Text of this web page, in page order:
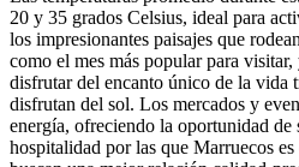
20 y 35 grados Celsius, ideal para
los impresionantes paisajes que
como el mes más popular para
disfrutar del encanto único de la vida
disfrutan del sol. Los mercados y
energía, ofreciendo la oportunidad
hospitalidad por las que Marruecos